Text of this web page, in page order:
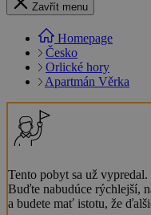
Zavřít menu
Homepage
Česko
Orlické hory
Apartmán Věrka
Tento pobyt sa už vypredal.
Buďte nabudúce rýchlejší,
a budete mať istotu, že